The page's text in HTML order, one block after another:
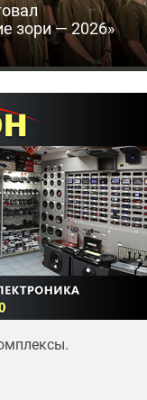
зори — 2026»